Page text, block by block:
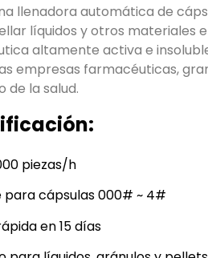
llenadora automática de
líquidos y otros materiales
altamente activa e
empresas farmacéuticas,
de la salud.
piezas/h
para cápsulas 000# ~ 4#
en 15 días